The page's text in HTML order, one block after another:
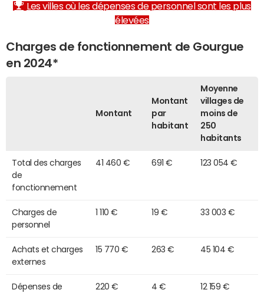
Les villes où les dépenses de personnel sont les plus
élevées
Charges de fonctionnement de Gourgue
en 2024*
Montant
Montant
par
habitant
Moyenne
villages de
moins de
250
habitants
Total des charges
de
fonctionnement
41 460 € 691 € 123 054 €
Charges de
personnel
1 110 € 19 € 33 003 €
Achats et charges
externes
15 770 € 263 € 45 104 €
Dépenses de 220 € 4 € 12 159 €